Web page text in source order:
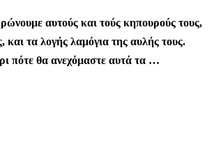
αυτούς και τούς κηπουρούς τους,
και τα λογής λαμόγια της αυλής τους.
πότε θα ανεχόμαστε αυτά τα …